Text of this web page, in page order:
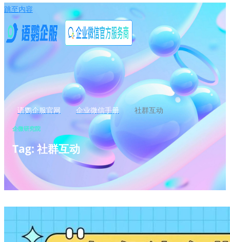
跳至内容
语鹦企服官网 企业微信手册 社群互动
企微研究院
Tag: 社群互动